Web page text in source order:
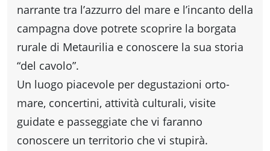
Percorsi
storici
Enogastronomia
Informazioni
narrante tra l’azzurro del mare e l’incanto della
campagna dove potrete scoprire la borgata
rurale di Metaurilia e conoscere la sua storia
“del cavolo”.
Un luogo piacevole per degustazioni orto-
mare, concertini, attività culturali, visite
guidate e passeggiate che vi faranno
conoscere un territorio che vi stupirà.